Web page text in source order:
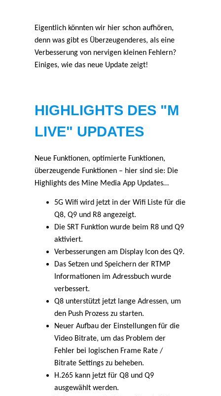
Eigentlich könnten wir hier schon aufhören,
denn was gibt es Überzeugenderes, als eine
Verbesserung von nervigen kleinen Fehlern?
Einiges, wie das neue Update zeigt!
HIGHLIGHTS DES "M
LIVE" UPDATES
Neue Funktionen, optimierte Funktionen,
überzeugende Funktionen – hier sind sie: Die
Highlights des Mine Media App Updates…
5G Wifi wird jetzt in der Wifi Liste für die
Q8, Q9 und R8 angezeigt.
Die SRT Funktion wurde beim R8 und Q9
aktiviert.
Verbesserungen am Display Icon des Q9.
Das Setzen und Speichern der RTMP
Informationen im Adressbuch wurde
verbessert.
Q8 unterstützt jetzt lange Adressen, um
den Push Prozess zu starten.
Neuer Aufbau der Einstellungen für die
Video Bitrate, um das Problem der
Fehler bei logischen Frame Rate /
Bitrate Settings zu beheben.
H.265 kann jetzt für Q8 und Q9
ausgewählt werden.